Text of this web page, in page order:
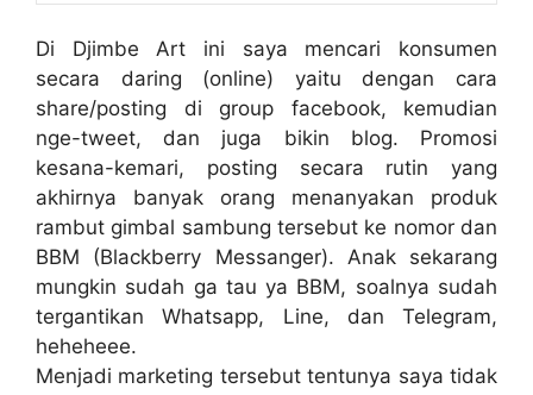
Di Djimbe Art ini saya mencari konsumen
secara daring (online) yaitu dengan cara
share/posting di group facebook, kemudian
nge-tweet, dan juga bikin blog. Promosi
kesana-kemari, posting secara rutin yang
akhirnya banyak orang menanyakan produk
rambut gimbal sambung tersebut ke nomor dan
BBM (Blackberry Messanger). Anak sekarang
mungkin sudah ga tau ya BBM, soalnya sudah
tergantikan Whatsapp, Line, dan Telegram,
heheheee.
Menjadi marketing tersebut tentunya saya tidak